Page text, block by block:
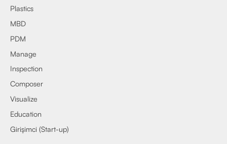
Plastics
MBD
PDM
Manage
Inspection
Composer
Visualize
Education
Girişimci (Start-up)